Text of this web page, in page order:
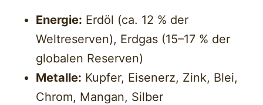
Energie: Erdöl (ca. 12 % der
Weltreserven), Erdgas (15–17 % der
globalen Reserven)
Metalle: Kupfer, Eisenerz, Zink, Blei,
Chrom, Mangan, Silber